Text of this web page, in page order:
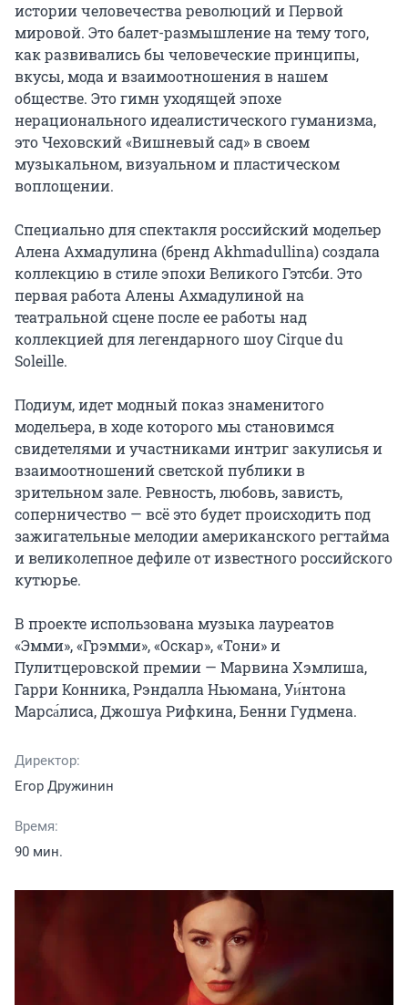
истории человечества революций и Первой
мировой. Это балет-размышление на тему того,
как развивались бы человеческие принципы,
вкусы, мода и взаимоотношения в нашем
обществе. Это гимн уходящей эпохе
нерационального идеалистического гуманизма,
это Чеховский «Вишневый сад» в своем
музыкальном, визуальном и пластическом
воплощении.
Специально для спектакля российский модельер
Алена Ахмадулина (бренд Akhmadullina) создала
коллекцию в стиле эпохи Великого Гэтсби. Это
первая работа Алены Ахмадулиной на
театральной сцене после ее работы над
коллекцией для легендарного шоу Cirque du
Soleille.
Подиум, идет модный показ знаменитого
модельера, в ходе которого мы становимся
свидетелями и участниками интриг закулисья и
взаимоотношений светской публики в
зрительном зале. Ревность, любовь, зависть,
соперничество — всё это будет происходить под
зажигательные мелодии американского регтайма
и великолепное дефиле от известного российского
кутюрье.
В проекте использована музыка лауреатов
«Эмми», «Грэмми», «Оскар», «Тони» и
Пулитцеровской премии — Марвина Хэмлиша,
Гарри Конника, Рэндалла Ньюмана, Уи́нтона
Марса́лиса, Джошуа Рифкина, Бенни Гудмена.
Директор:
Егор Дружинин
Время:
90 мин.